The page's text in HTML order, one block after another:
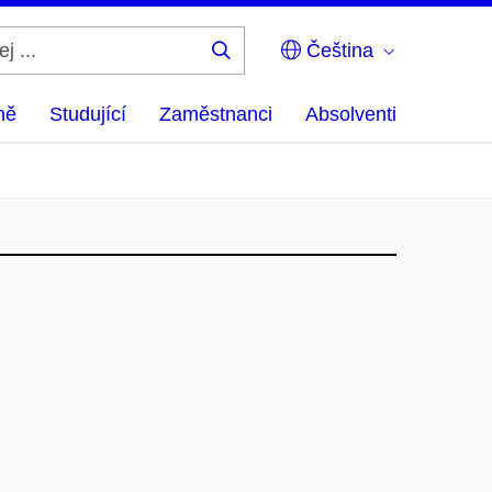
Čeština
Studující Zaměstnanci Absolventi